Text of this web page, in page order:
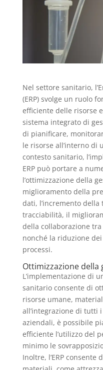
Nel settore sanitario,
(ERP) svolge un ruolo
efficiente delle risorse e
sistema integrato di
di pianificare,
le risorse all’interno di
contesto sanitario,
ERP può portare a
l’ottimizzazione della
miglioramento della
dati, l’incremento della
tracciabilità, il
della collaborazione
nonché la riduzione
processi.
Ottimizzazione della
L’implementazione di
sanitario consente di
risorse umane,
all’integrazione di tutti
aziendali, è possibile
efficiente l’utilizzo del
minimo le
Inoltre, l’ERP